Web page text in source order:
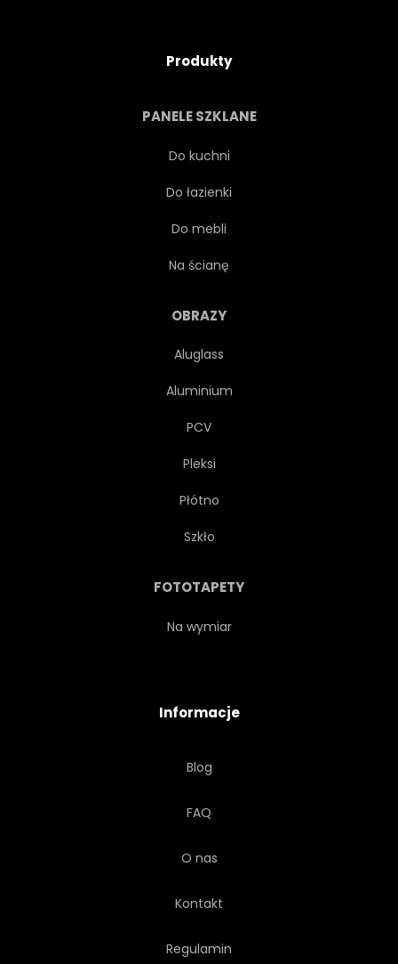
Produkty
PANELE SZKLANE
Do kuchni
Do łazienki
Do mebli
Na ścianę
OBRAZY
Aluglass
Aluminium
PCV
Pleksi
Płótno
Szkło
FOTOTAPETY
Na wymiar
Informacje
Blog
FAQ
O nas
Kontakt
Regulamin